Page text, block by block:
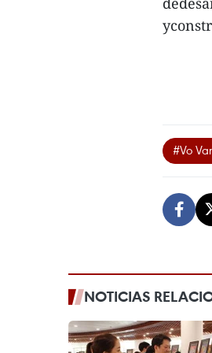
#Vo
NOTICIAS